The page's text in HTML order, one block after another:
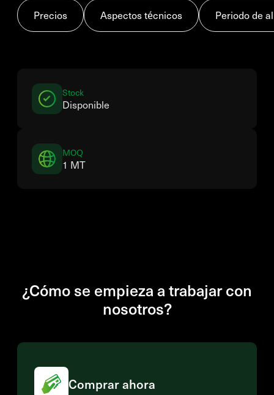
Precios Aspectos técnicos Periodo de
Stock
Disponible
MOQ
1 MT
¿Cómo se empieza a trabajar con
nosotros?
Comprar ahora